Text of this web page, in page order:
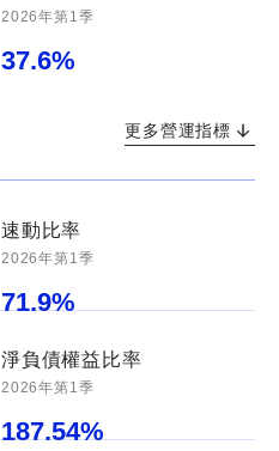
2026年第1季
37.6%
更多營運指標
速動比率
2026年第1季
71.9%
淨負債權益比率
2026年第1季
187.54%